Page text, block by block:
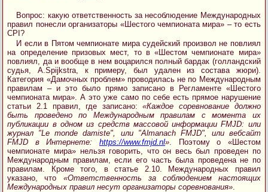
Вопрос: какую ответственность за несоблюдение Международных
правил понесли организаторы «Шестого чемпионата мира» – то есть
CPI?
И если в Пятом чемпионате мира судейский произвол не повлиял
на определение призовых мест, то в «Шестом чемпионате мира»
повлиял, да и вообще в нем воцарился полный бардак (голландский
судья, A.Spijkstra, к примеру, был удален из состава жюри).
Категория «Дамочных проблем» проводилась не по Международным
правилам – и это было прямо записано в Регламенте «Шестого
чемпионата мира». А это уже само по себе есть прямое нарушение
статьи 2.1 правил, где записано:«Каждое соревнование должно
быть проведено по Международным правилам с момента их
публикации в одном из средств массовой информации FMJD: или
журнал "Le monde damiste", или "Almanach FMJD", или вебсайт
FMJD в Интернете: https://www.fmjd.nl». Поэтому о «Шестом
чемпионате мира» нельзя говорить, что он весь был проведен по
Международным правилам, если его часть была проведена не по
правилам. Кроме того, в статье 2.10. Международных правил
указано, что «Ответственность за соблюдением настоящих
Международных правил несут организаторы соревнования».